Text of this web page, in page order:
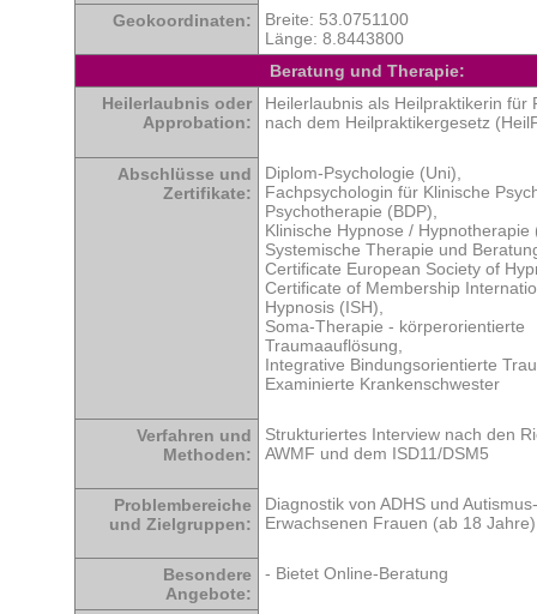
Geokoordinaten:
Breite: 53.0751100
Länge: 8.8443800
Beratung und Therapie:
Heilerlaubnis oder
Approbation:
Heilerlaubnis als Heilpraktikerin für
nach dem Heilpraktikergesetz
Abschlüsse und
Zertifikate:
Diplom-Psychologie (Uni),
Fachpsychologin für Klinische
Psychotherapie (BDP),
Klinische Hypnose / Hypnotherapie
Systemische Therapie und
Certificate European Society of
Certificate of Membership
Hypnosis (ISH),
Soma-Therapie - körperorientierte
Traumaauflösung,
Integrative Bindungsorientierte
Examinierte Krankenschwester
Verfahren und
Methoden:
Strukturiertes Interview nach den
AWMF und dem ISD11/DSM5
Problembereiche
und Zielgruppen:
Diagnostik von ADHS und
Erwachsenen Frauen (ab 18 Jahre)
Besondere
Angebote:
- Bietet Online-Beratung